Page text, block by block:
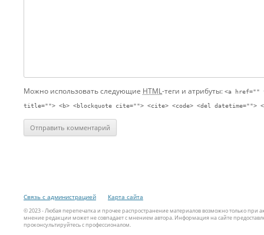
Можно использовать следующие HTML-теги и атрибуты: <a href=""
title=""> <b> <blockquote cite=""> <cite> <code> <del datetime="">
Связь с администрацией Карта сайта
© 2023 - Любая перепечатка и прочее распространение материалов возможно только
мнение редакции может не совпадает с мнением автора. Информация на сайте
проконсультируйтесь с профессионалом.